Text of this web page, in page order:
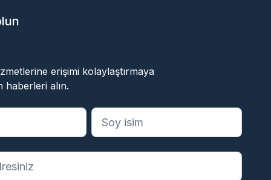
erişimi kolaylaştırmaya
haberleri alın.
belirtir